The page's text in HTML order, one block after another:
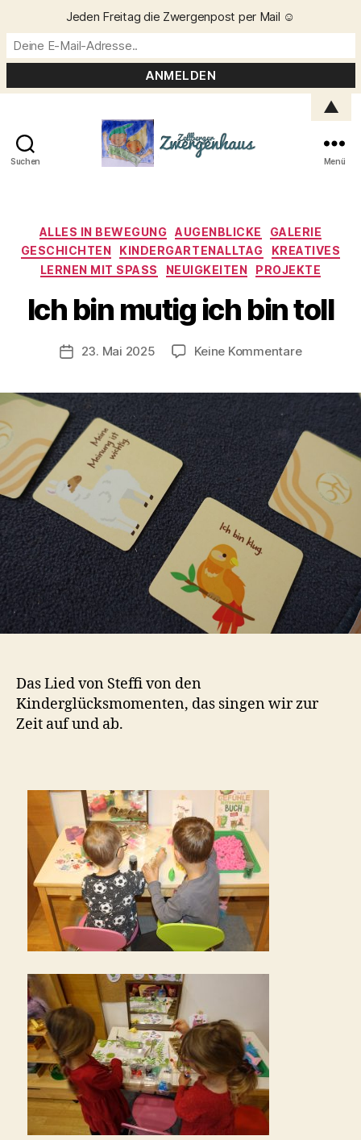
Suchen Menü
Kategorien
ALLES IN BEWEGUNG AUGENBLICKE
GALERIE
GESCHICHTEN
KINDERGARTENALLTAG
KREATIVES
LERNEN MIT SPASS
NEUIGKEITEN PROJEKTE
Ich bin mutig ich bin toll
Beitragsautor
V
n
C
h
ri
t
Veröffentlichungsdatum
23. Mai 2025 Keine Kommentarezu
bin
Das Lied von Steffi von den
Kinderglücksmomenten, das singen wir zur
Zeit auf und ab.
Jeden Freitag die Zwergenpost per Mail ☺️
▲